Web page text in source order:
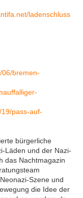
ladenschluss
06/bremen-
pass-auf-
bürgerliche
Läden und der Nazi-
das Nachtmagazin
Szene und
die Idee der